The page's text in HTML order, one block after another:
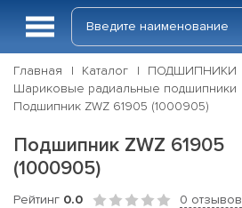
Главная Каталог
ПОДШИПНИКИ
Шариковые радиальные подшипники
Подшипник ZWZ 61905 (1000905)
Подшипник ZWZ 61905
(1000905)
Рейтинг 0.0 0 отзывов